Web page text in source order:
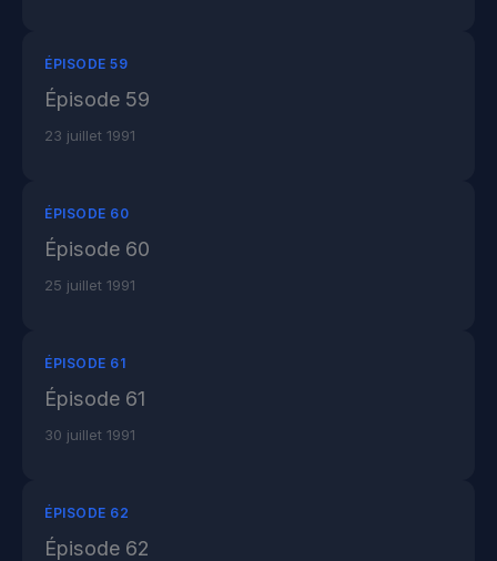
ÉPISODE 59
Épisode 59
23 juillet 1991
ÉPISODE 60
Épisode 60
25 juillet 1991
ÉPISODE 61
Épisode 61
30 juillet 1991
ÉPISODE 62
Épisode 62